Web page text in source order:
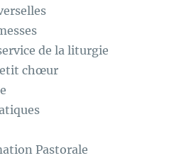
de la liturgie
chœur
Pastorale